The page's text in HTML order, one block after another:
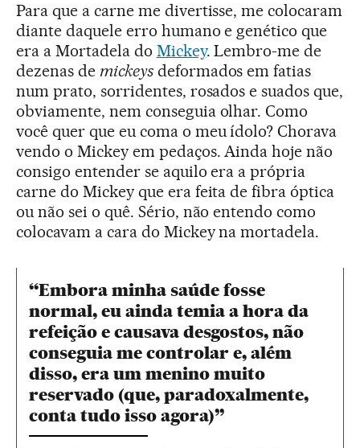
Para que a carne me divertisse, me colocaram
diante daquele erro humano e genético que
era a Mortadela do Mickey. Lembro-me de
dezenas de mickeysdeformados em fatias
num prato, sorridentes, rosados e suados que,
obviamente, nem conseguia olhar. Como
você quer que eu coma o meu ídolo? Chorava
vendo o Mickey em pedaços. Ainda hoje não
consigo entender se aquilo era a própria
carne do Mickey que era feita de fibra óptica
ou não sei o quê. Sério, não entendo como
colocavam a cara do Mickey na mortadela.
“Embora minha saúde fosse
normal, eu ainda temia a hora da
refeição e causava desgostos, não
conseguia me controlar e, além
disso, era um menino muito
reservado (que, paradoxalmente,
conta tudo isso agora)”